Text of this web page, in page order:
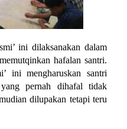
dilaksanakan dalam
hafalan santri.
ini mengharuskan santri
pernah dihafal tidak
dilupakan tetapi teru